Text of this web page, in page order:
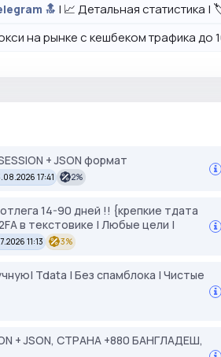
🔝 | 📈 Детальная статистика
на рынке с кешбеком трафика до
+ JSON формат
17:41 2%
14-90 дней !! {крепкие тдата
в текстовике | Любые цели |
11:13 3%
Tdata | Без спамблока | Чистые
+ JSON, СТРАНА +880 БАНГЛАДЕШ,